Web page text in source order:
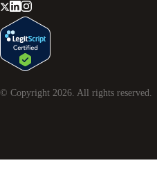
© Copyright 2026 . All rights reserved.